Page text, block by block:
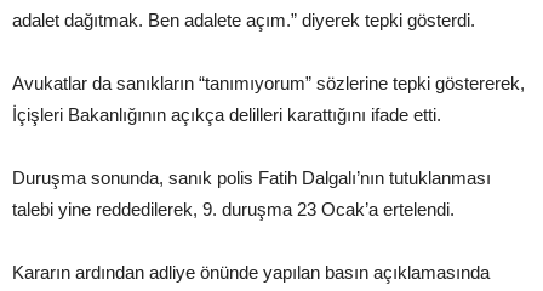
adalet dağıtmak. Ben adalete açım.” diyerek tepki gösterdi.
Avukatlar da sanıkların “tanımıyorum” sözlerine tepki göstererek,
İçişleri Bakanlığının açıkça delilleri karattığını ifade etti.
Duruşma sonunda, sanık polis Fatih Dalgalı’nın tutuklanması
talebi yine reddedilerek, 9. duruşma 23 Ocak’a ertelendi.
Kararın ardından adliye önünde yapılan basın açıklamasında